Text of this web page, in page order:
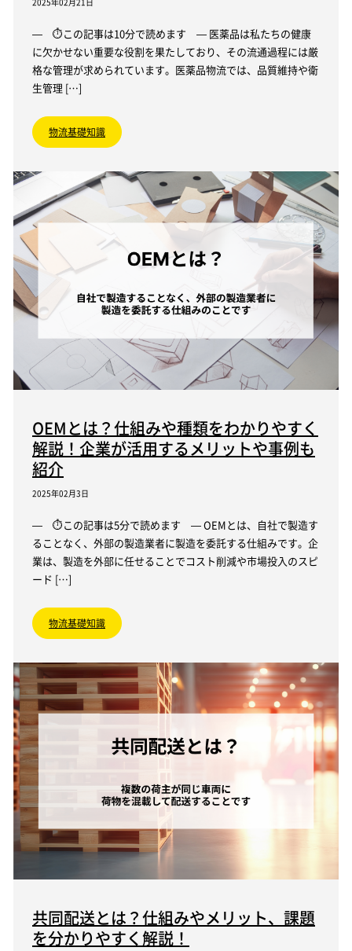
— ⏱この記事は10分で読めます — 医薬品は私たちの健康
に欠かせない重要な役割を果たしており、その流通過程には厳
格な管理が求められています。医薬品物流では、品質維持や衛
生管理 […]
物流基礎知識
OEMとは？仕組みや種類をわかりやすく
解説！企業が活用するメリットや事例も
紹介
2025年02月3日
— ⏱この記事は5分で読めます — OEMとは、自社で製造す
ることなく、外部の製造業者に製造を委託する仕組みです。企
業は、製造を外部に任せることでコスト削減や市場投入のスピ
ード […]
物流基礎知識
共同配送とは？仕組みやメリット、課題
を分かりやすく解説！